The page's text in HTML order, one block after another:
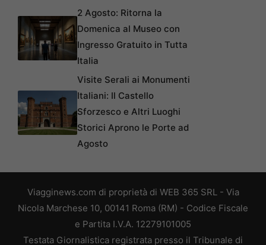
2 Agosto: Ritorna la
Domenica al Museo con
Ingresso Gratuito in Tutta
Italia
Visite Serali ai Monumenti
Italiani: Il Castello
Sforzesco e Altri Luoghi
Storici Aprono le Porte ad
Agosto
Viagginews.com di proprietà di WEB 365 SRL - Via
Nicola Marchese 10, 00141 Roma (RM) - Codice Fiscale
e Partita I.V.A. 12279101005
Testata Giornalistica registrata presso il Tribunale di